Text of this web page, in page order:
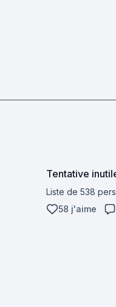
Tentative
Liste de 538
58 j'aime